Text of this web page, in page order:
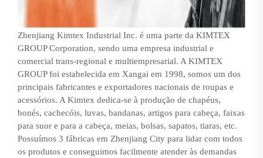
Zhenjiang Kimtex Industrial Inc. é uma parte da KIMTEX
GROUP Corporation, sendo uma empresa industrial e
comercial trans-regional e multiempresarial. A KIMTEX
GROUP foi estabelecida em Xangai em 1998, somos um dos
principais fabricantes e exportadores nacionais de roupas e
acessórios. A Kimtex dedica-se à produção de chapéus,
bonés, cachecóis, luvas, bandanas, artigos para cabeça, faixas
para suor e para a cabeça, meias, bolsas, sapatos, tiaras, etc.
Possuímos 3 fábricas em Zhenjiang City para lidar com todos
os produtos e conseguimos facilmente atender às demandas